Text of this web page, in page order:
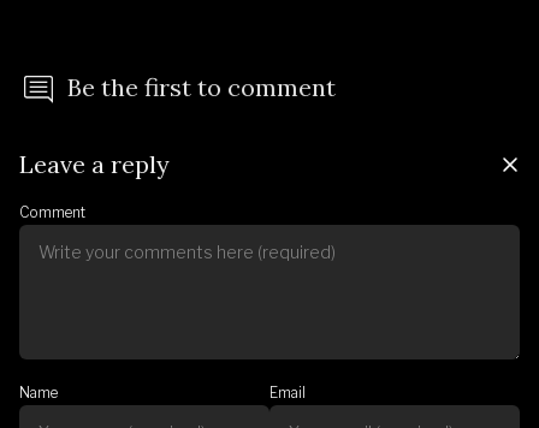
Be the first to comment
Leave a reply
Comment
Name Email